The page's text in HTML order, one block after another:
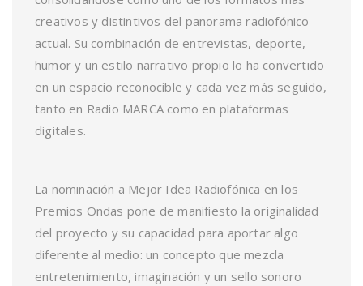
creativos y distintivos del panorama radiofónico
actual. Su combinación de entrevistas, deporte,
humor y un estilo narrativo propio lo ha convertido
en un espacio reconocible y cada vez más seguido,
tanto en Radio MARCA como en plataformas
digitales.
La nominación a Mejor Idea Radiofónica en los
Premios Ondas pone de manifiesto la originalidad
del proyecto y su capacidad para aportar algo
diferente al medio: un concepto que mezcla
entretenimiento, imaginación y un sello sonoro